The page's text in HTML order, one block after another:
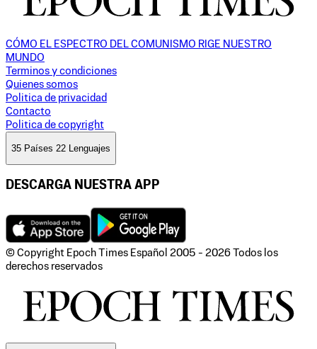
CÓMO EL ESPECTRO DEL COMUNISMO RIGE NUESTRO
MUNDO
Terminos y condiciones
Quienes somos
Politica de privacidad
Contacto
Politica de copyright
35 Países 22 Lenguajes
DESCARGA NUESTRA APP
© Copyright Epoch Times Español 2005 - 2026 Todos los
derechos reservados